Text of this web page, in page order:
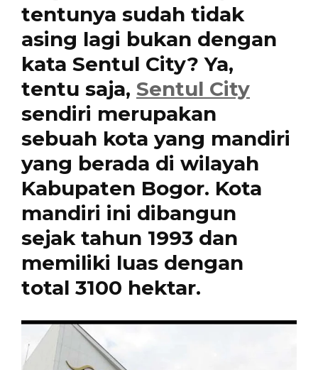
tentunya sudah tidak
asing lagi bukan dengan
kata Sentul City? Ya,
tentu saja, Sentul City
sendiri merupakan
sebuah kota yang mandiri
yang berada di wilayah
Kabupaten Bogor. Kota
mandiri ini dibangun
sejak tahun 1993 dan
memiliki luas dengan
total 3100 hektar.